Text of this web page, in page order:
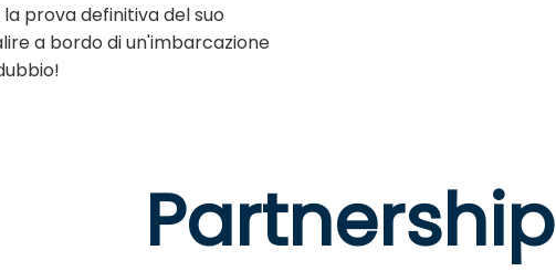
prova definitiva del suo
a bordo di un'imbarcazione
Partnership